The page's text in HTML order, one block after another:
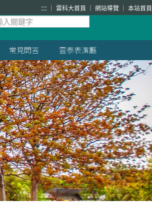
::: 雲科大首頁 網站導覽 本站首頁
常見問答 雲泰表演廳